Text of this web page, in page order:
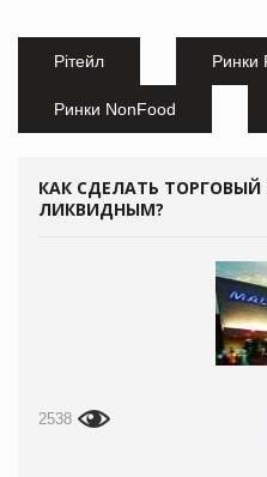
Рітейл Ринки
Ринки NonFood
КАК СДЕЛАТЬ ТОРГОВЫЙ
ЛИКВИДНЫМ?
2538